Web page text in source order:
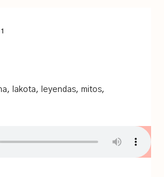
, lakota, leyendas,mitos,